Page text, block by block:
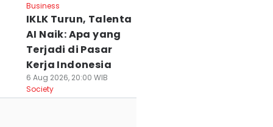
Business
IKLK Turun, Talenta
AI Naik: Apa yang
Terjadi di Pasar
Kerja Indonesia
6 Aug 2026, 20:00 WIB
Society